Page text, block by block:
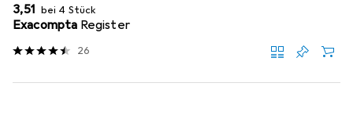
EUR
3,51 bei 4 Stück
Exacompta Register
26